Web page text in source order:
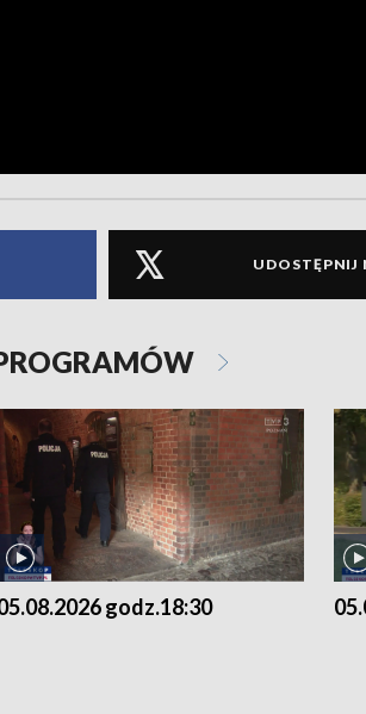
UDOSTĘPNIJ
godz.18:30